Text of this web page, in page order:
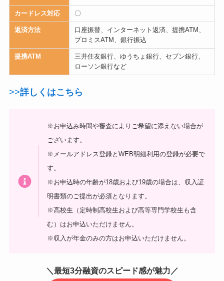
カードレス対応 〇
返済方法
口座振替、インターネット返済、提携ATM、
プロミスATM、銀行振込
提携ATM
三井住友銀行、ゆうちょ銀行、セブン銀行、
ローソン銀行など
>>詳しくはこちら
※お申込み時間や審査によりご希望に添えない場合が
ございます。
※メールアドレス登録とWEB明細利用の登録が必要で
す。
※お申込時の年齢が18歳および19歳の場合は、収入証
明書類のご提出が必須となります。
※高校生（定時制高校生および高等専門学校生も含
む）はお申込いただけません。
※収入が年金のみの方はお申込いただけません。
＼最短3分融資のスピード感が魅力／